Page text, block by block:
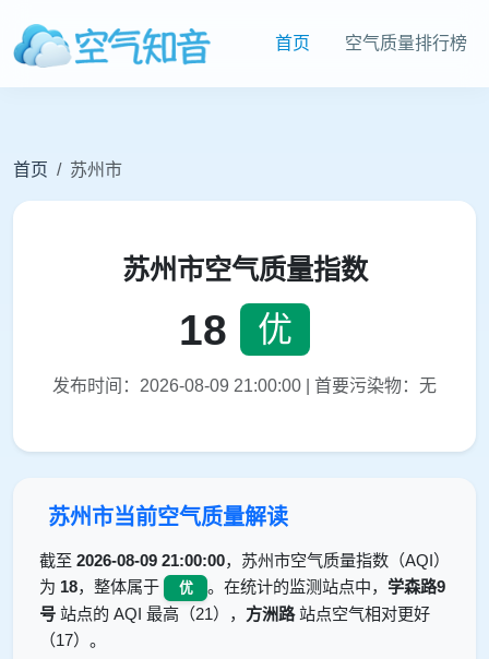
首页 空气质量排行榜
首页 苏州市
苏州市空气质量指数
18 优
发布时间：2026-08-09 21:00:00 | 首要污染物：无
苏州市当前空气质量解读
截至 2026-08-09 21:00:00，苏州市空气质量指数（AQI）
为 18，整体属于 优 。在统计的监测站点中， 学森路9
号 站点的 AQI 最高（21）， 方洲路站点空气相对更好
（17）。